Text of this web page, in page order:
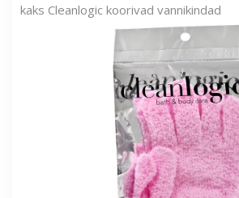
kaks Cleanlogic koorivad vannikindad